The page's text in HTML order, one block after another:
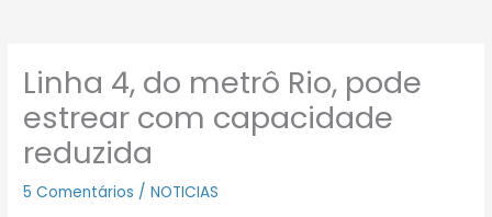
Linha 4, do metrô Rio, pode
estrear com capacidade
reduzida
5 Comentários /NOTICIAS